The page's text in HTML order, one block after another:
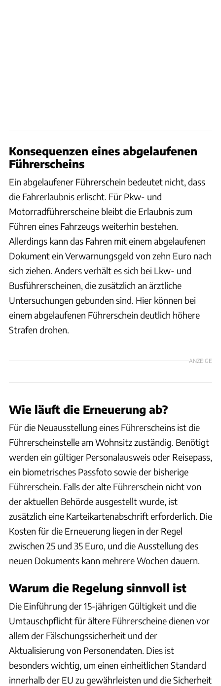
Konsequenzen eines abgelaufenen
Führerscheins
Ein abgelaufener Führerschein bedeutet nicht, dass
die Fahrerlaubnis erlischt. Für Pkw- und
Motorradführerscheine bleibt die Erlaubnis zum
Führen eines Fahrzeugs weiterhin bestehen.
Allerdings kann das Fahren mit einem abgelaufenen
Dokument ein Verwarnungsgeld von zehn Euro nach
sich ziehen. Anders verhält es sich bei Lkw- und
Busführerscheinen, die zusätzlich an ärztliche
Untersuchungen gebunden sind. Hier können bei
einem abgelaufenen Führerschein deutlich höhere
Strafen drohen.
ANZEIGE
Wie läuft die Erneuerung ab?
Für die Neuausstellung eines Führerscheins ist die
Führerscheinstelle am Wohnsitz zuständig. Benötigt
werden ein gültiger Personalausweis oder Reisepass,
ein biometrisches Passfoto sowie der bisherige
Führerschein. Falls der alte Führerschein nicht von
der aktuellen Behörde ausgestellt wurde, ist
zusätzlich eine Karteikartenabschrift erforderlich. Die
Kosten für die Erneuerung liegen in der Regel
zwischen 25 und 35 Euro, und die Ausstellung des
neuen Dokuments kann mehrere Wochen dauern.
Warum die Regelung sinnvoll ist
Die Einführung der 15-jährigen Gültigkeit und die
Umtauschpflicht für ältere Führerscheine dienen vor
allem der Fälschungssicherheit und der
Aktualisierung von Personendaten. Dies ist
besonders wichtig, um einen einheitlichen Standard
innerhalb der EU zu gewährleisten und die Sicherheit